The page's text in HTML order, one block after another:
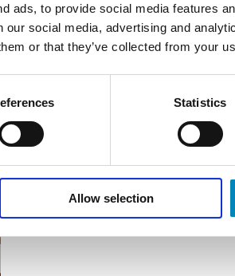
ads, to provide social media features
our social media, advertising and
or that they’ve collected from your
Statistics
Allow selection